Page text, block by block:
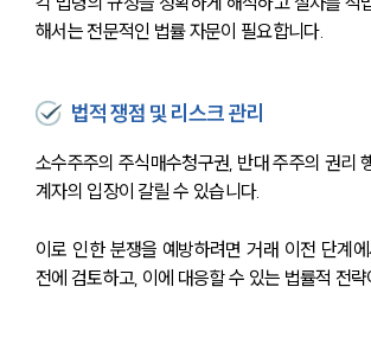
해서는 전문적인 법률 자문이 필요합니다.
법적 쟁점 및 리스크 관리
소수주주의 주식매수청구권, 반대 주주의 권리
계자의 입장이 갈릴 수 있습니다.
이로 인한 분쟁을 예방하려면 거래 이전 단계
전에 검토하고, 이에 대응할 수 있는 법률적 전략